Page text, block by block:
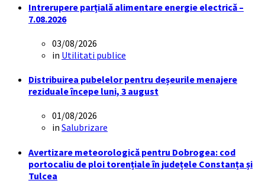
Intrerupere parțială alimentare energie electrică –
7.08.2026
03/08/2026
in Utilitati publice
Distribuirea pubelelor pentru deșeurile menajere
reziduale începe luni, 3 august
01/08/2026
in Salubrizare
Avertizare meteorologică pentru Dobrogea: cod
portocaliu de ploi torențiale în județele Constanța și
Tulcea